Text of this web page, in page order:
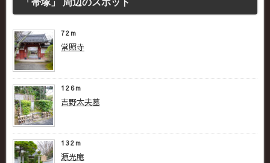
「帯塚」 周辺のスポット
72m
常照寺
126m
吉野太夫墓
132m
源光庵